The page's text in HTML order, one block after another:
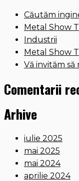
Căutăm
Metal Show
Industrii
Metal Show
Vă invităm
Comentarii
Arhive
iulie 2025
mai 2025
mai 2024
aprilie 2024